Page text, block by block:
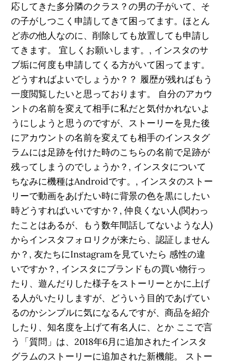
応してきた多分隣のクラス？の男の子がいて、そ
の子がしつこく申請してきて困ってます。ほとん
ど赤の他人なのに、削除しても放置しても申請し
てきます。 宜しくお願いします。, インスタのサ
ブ垢に何度も申請してくる方がいて困ってます。
どうすればよいでしょうか？？ 履歴が残ればもう
一度閲覧したいと思っております。 自分のアカウ
ントの名前を変えて相手に私だと気付かれないよ
うにしようと思うのですが、ストーリーを見た後
にアカウントの名前を変えても相手のインスタグ
ラムには足跡を付けた時のこちらの名前で足跡が
残ってしまうのでしょうか？, インスタについて
ちなみに機種はAndroidです。, インスタのストー
リーで動画をあげたい時に背景の色を黒にしたい
時どうすればいいですか？, 仲良くない人(関わっ
たことはあるが、もう数年間話してないような人)
からインスタフォロリクが来たら、認証しません
か？, 友たちにInstagramを見ていたら 感性の違
いですか？, インスタにブランドもの買い物行っ
たり、遊んだりした様子をストーリーとかに上げ
る人がいたりしますが、どういう目的であげてい
るのかシンプルに気になるんですが、商品を紹介
したり、知名度を上げて有名人に、とか ここで言
う「質問」は、2018年6月に追加されたインスタ
グラムのストーリーに追加された新機能。 ストー